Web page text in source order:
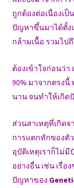
ถูกต้องต่อเนื่องเ
ปัญหาขึ้นมาได้ตั้ง
กล้ามเนื้อ รวมไป
ต้องเข้าใจก่อนว่
90% มาจากตรงนี้
นาน จนทำให้เกิ
ส่วนสาเหตุที่เกิดจ
การแตกหักของตั
อุบัติเหตุเราก็ไม่
อย่างอื่น เช่น เรื่อ
ปัญหาของ